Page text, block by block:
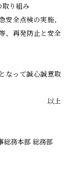
取り組み
安全点検の実施、
、再発防止と安全
なって誠心誠意取
以上
総務本部 総務部